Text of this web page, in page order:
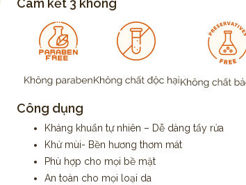
Cam kết 3 không
Công dụng
Kháng khuẩn tự nhiên – Dễ dàng tẩy rửa
Khử mùi- Bền hương thơm mát
Phù hợp cho mọi bề mặt
An toàn cho mọi loại da